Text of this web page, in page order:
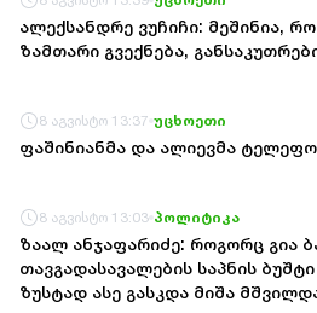
ალექსანდრე ვუჩიჩი: მეშინია,
ზამთარი გვექნება,
8 აგვისტო 13:37 უცხოეთი
ფაშინიანმა და ალიევმა
8 აგვისტო 13:03 პოლიტიკა
ზაალ ანჯაფარიძე: როგორც გია
თავგადასავალების საპნის
ზუსტად ასე გასკდა მიშა